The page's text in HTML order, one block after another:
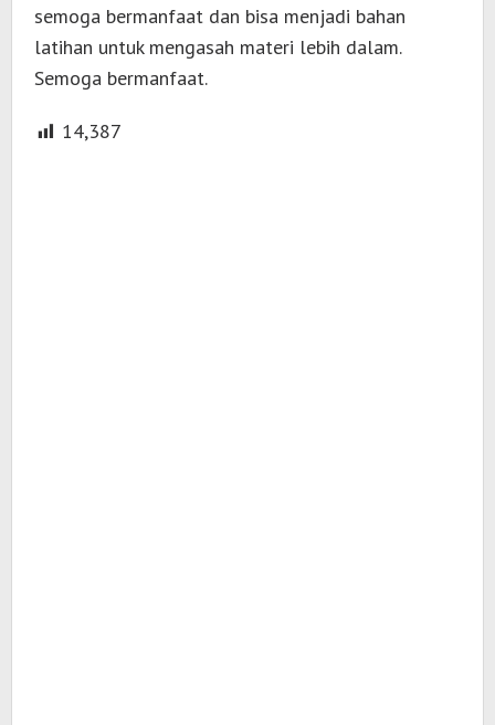
semoga bermanfaat dan bisa menjadi bahan
latihan untuk mengasah materi lebih dalam.
Semoga bermanfaat.
14,387